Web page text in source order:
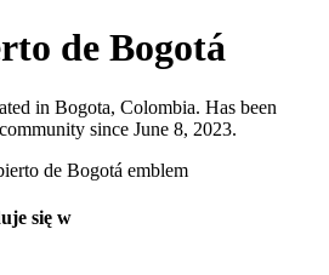
de Bogotá
in Bogota, Colombia. Has been
since June 8, 2023.
się w